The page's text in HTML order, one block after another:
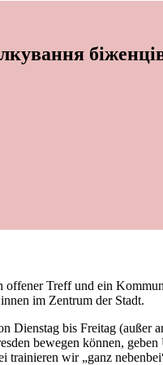
offener Treff und ein
im Zentrum der Stadt.
Dienstag bis Freitag (außer
bewegen können,
trainieren wir „ganz